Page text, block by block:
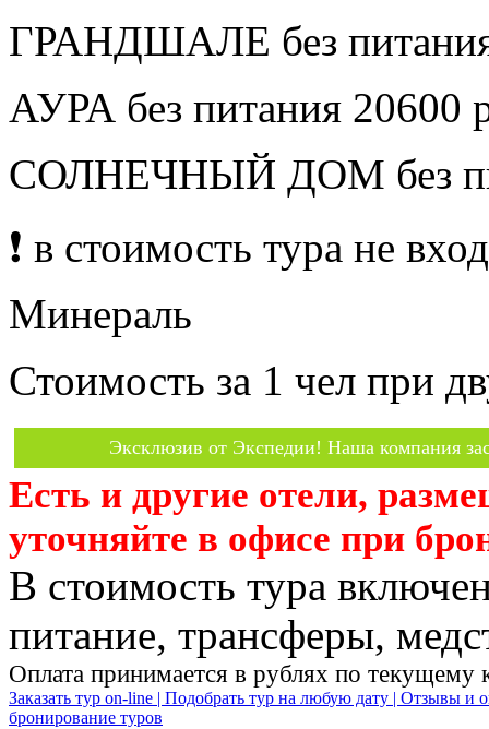
ГРАНДШАЛЕ без
АУРА без питания 20600
СОЛНЕЧНЫЙ ДОМ без
❗️ в стоимость тура не
Минераль
Стоимость за 1 чел при
Эксклюзив от Экспедии! Наша компания
Есть и другие отели,
уточняйте в офисе при
В стоимость тура
питание, трансферы,
Оплата принимается в рублях по текущему
Заказать тур on-line | Подобрать тур на любую дату | Отзывы и
бронирование туров